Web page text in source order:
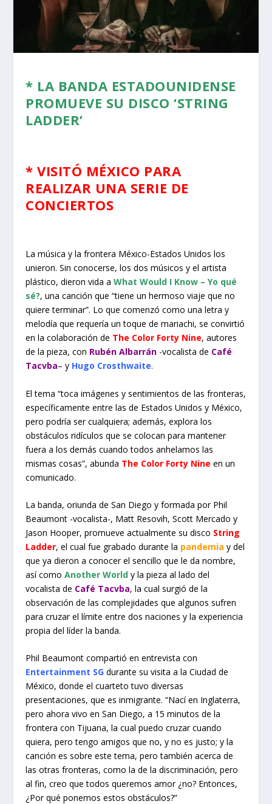
* LA BANDA ESTADOUNIDENSE
PROMUEVE SU DISCO ‘STRING
LADDER’
* VISITÓ MÉXICO PARA
REALIZAR UNA SERIE DE
CONCIERTOS
La música y la frontera México-Estados Unidos los
unieron. Sin conocerse, los dos músicos y el artista
plástico, dieron vida aWhat Would I Know – Yo qué
sé?, una canción que “tiene un hermoso viaje que no
quiere terminar”. Lo que comenzó como una letra y
melodía que requería un toque de mariachi, se convirtió
en la colaboración de The Color Forty Nine, autores
de la pieza, con Rubén Albarrán -vocalista de Café
Tacvba– y Hugo Crosthwaite.
El tema “toca imágenes y sentimientos de las fronteras,
específicamente entre las de Estados Unidos y México,
pero podría ser cualquiera; además, explora los
obstáculos ridículos que se colocan para mantener
fuera a los demás cuando todos anhelamos las
mismas cosas”, abunda The Color Forty Nine en un
comunicado.
La banda, oriunda de San Diego y formada por Phil
Beaumont -vocalista-, Matt Resovih, Scott Mercado y
Jason Hooper, promueve actualmente su disco String
Ladder, el cual fue grabado durante la pandemia y del
que ya dieron a conocer el sencillo que le da nombre,
así como Another World y la pieza al lado del
vocalista de Café Tacvba, la cual surgió de la
observación de las complejidades que algunos sufren
para cruzar el límite entre dos naciones y la experiencia
propia del líder la banda.
Phil Beaumont compartió en entrevista con
Entertainment SG durante su visita a la Ciudad de
México, donde el cuarteto tuvo diversas
presentaciones, que es inmigrante. “Nací en Inglaterra,
pero ahora vivo en San Diego, a 15 minutos de la
frontera con Tijuana, la cual puedo cruzar cuando
quiera, pero tengo amigos que no, y no es justo; y la
canción es sobre este tema, pero también acerca de
las otras fronteras, como la de la discriminación, pero
al fin, creo que todos queremos amor ¿no? Entonces,
¿Por qué ponemos estos obstáculos?”